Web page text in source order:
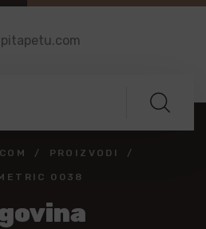
PROIZVODI
0038